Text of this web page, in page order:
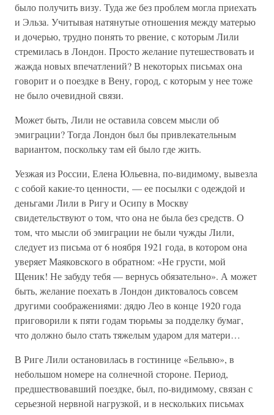
было получить визу. Туда же без проблем могла приехать
и Эльза. Учитывая натянутые отношения между матерью
и дочерью, трудно понять то рвение, с которым Лили
стремилась в Лондон. Просто желание путешествовать и
жажда новых впечатлений? В некоторых письмах она
говорит и о поездке в Вену, город, с которым у нее тоже
не было очевидной связи.
Может быть, Лили не оставила совсем мысли об
эмиграции? Тогда Лондон был бы привлекательным
вариантом, поскольку там ей было где жить.
Уезжая из России, Елена Юльевна, по-видимому, вывезла
с собой какие-то ценности, — ее посылки с одеждой и
деньгами Лили в Ригу и Осипу в Москву
свидетельствуют о том, что она не была без средств. О
том, что мысли об эмиграции не были чужды Лили,
следует из письма от 6 ноября 1921 года, в котором она
уверяет Маяковского в обратном: «Не грусти, мой
Щеник! Не забуду тебя — вернусь обязательно». А может
быть, желание поехать в Лондон диктовалось совсем
другими соображениями: дядю Лео в конце 1920 года
приговорили к пяти годам тюрьмы за подделку бумаг,
что должно было стать тяжелым ударом для матери…
В Риге Лили остановилась в гостинице «Бельвю», в
небольшом номере на солнечной стороне. Период,
предшествовавший поездке, был, по-видимому, связан с
серьезной нервной нагрузкой, и в нескольких письмах